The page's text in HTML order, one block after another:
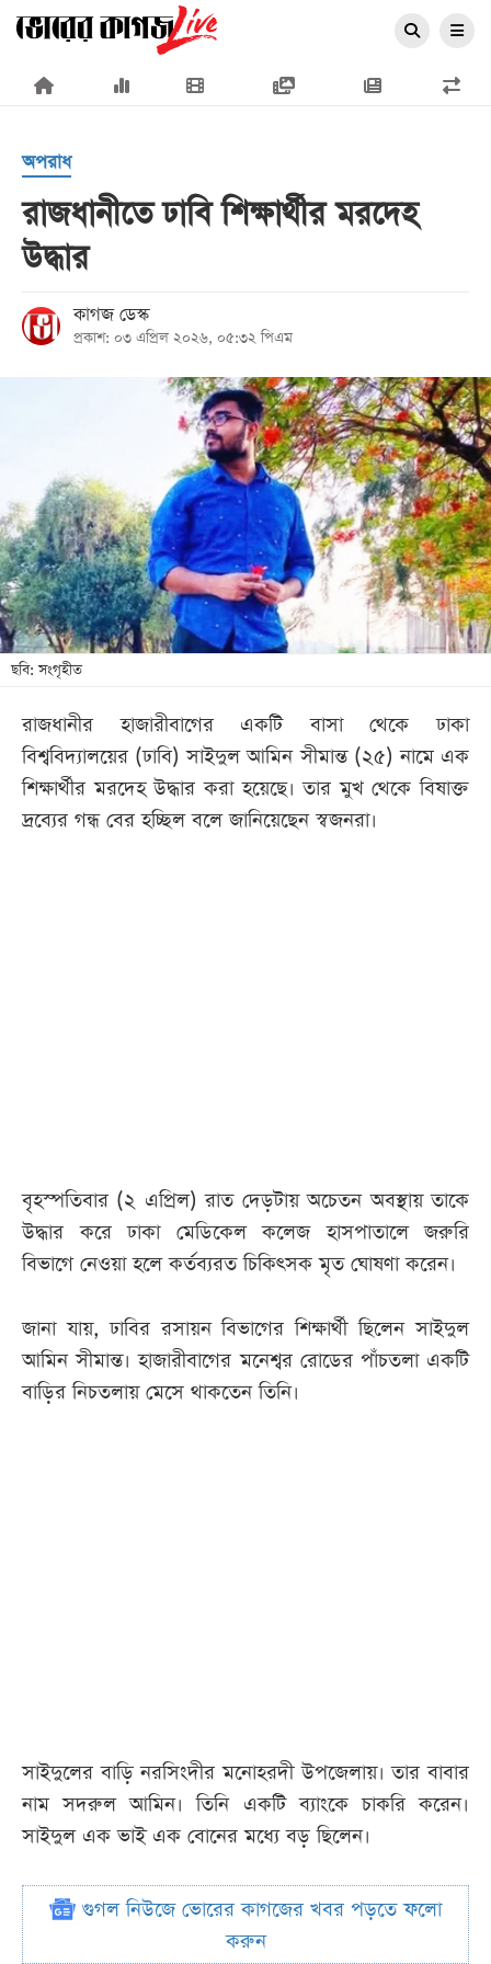
×
প্রচ্ছদ
জাতীয়
রাজনীতি
সারাদেশ
খেলা
বিনোদন
লাইফ
স্টাইল
শিক্ষা
সব
বিভাগ
অপরাধ
রাজধানীতে ঢাবি শিক্ষার্থীর মরদেহ
উদ্ধার
কাগজ ডেস্ক
প্রকাশ: ০৩ এপ্রিল ২০২৬, ০৫:৩২ পিএম
ছবি: সংগৃহীত
রাজধানীর হাজারীবাগের একটি বাসা থেকে ঢাকা
বিশ্ববিদ্যালয়ের (ঢাবি) সাইদুল আমিন সীমান্ত (২৫) নামে এক
শিক্ষার্থীর মরদেহ উদ্ধার করা হয়েছে। তার মুখ থেকে বিষাক্ত
দ্রব্যের গন্ধ বের হচ্ছিল বলে জানিয়েছেন স্বজনরা।
বৃহস্পতিবার (২ এপ্রিল) রাত দেড়টায় অচেতন অবস্থায় তাকে
উদ্ধার করে ঢাকা মেডিকেল কলেজ হাসপাতালে জরুরি
বিভাগে নেওয়া হলে কর্তব্যরত চিকিৎসক মৃত ঘোষণা করেন।
জানা যায়, ঢাবির রসায়ন বিভাগের শিক্ষার্থী ছিলেন সাইদুল
আমিন সীমান্ত। হাজারীবাগের মনেশ্বর রোডের পাঁচতলা একটি
বাড়ির নিচতলায় মেসে থাকতেন তিনি।
সাইদুলের বাড়ি নরসিংদীর মনোহরদী উপজেলায়। তার বাবার
নাম সদরুল আমিন। তিনি একটি ব্যাংকে চাকরি করেন।
সাইদুল এক ভাই এক বোনের মধ্যে বড় ছিলেন।
গুগল নিউজে ভোরের কাগজের খবর পড়তে ফলো
করুন